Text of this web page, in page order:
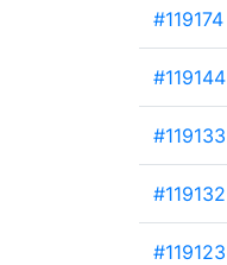
#119174
#119144
#119133
#119132
#119123